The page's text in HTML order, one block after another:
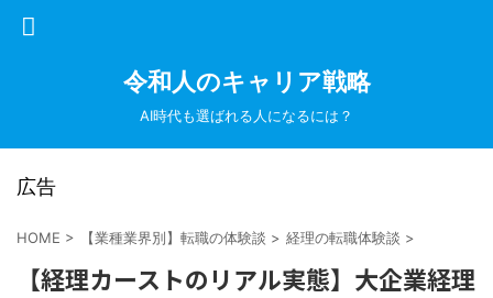
令和人のキャリア戦略
AI時代も選ばれる人になるには？
広告
HOME > 【業種業界別】転職の体験談 > 経理の転職体験談 >
【経理カーストのリアル実態】大企業経理